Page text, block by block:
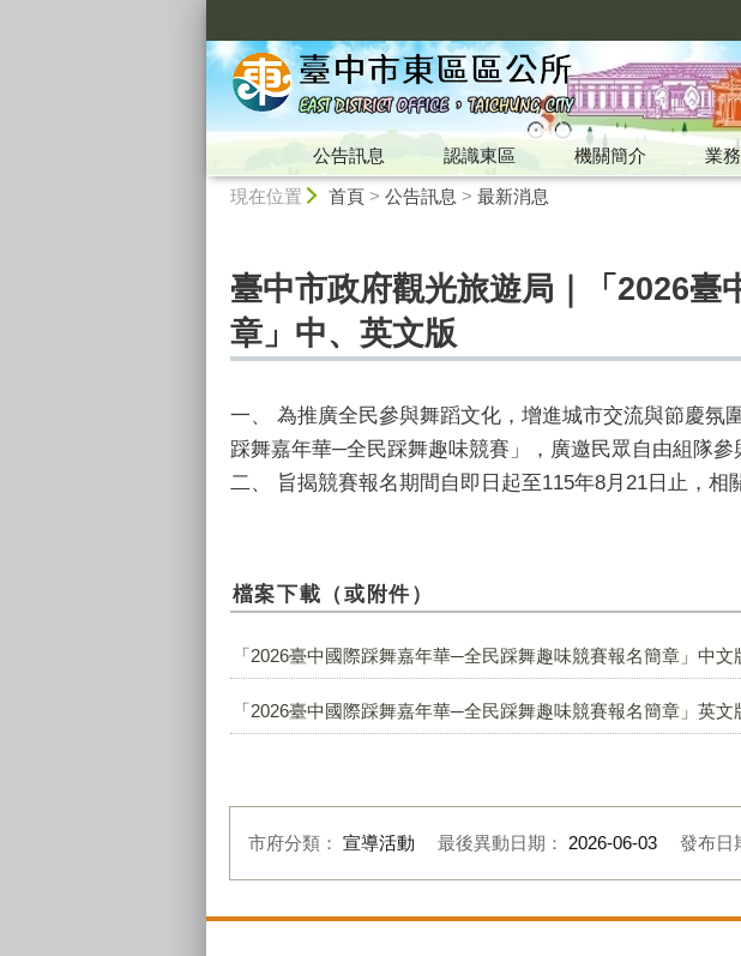
公告訊息 認識東區 機關簡介 業
現在位置 首頁> 公告訊息 > 最新消息
臺中市政府觀光旅遊局｜「2026
章」中、英文版
一、 為推廣全民參與舞蹈文化，增進城市交流與節慶氛
踩舞嘉年華─全民踩舞趣味競賽」，廣邀民眾自由組隊參
二、 旨揭競賽報名期間自即日起至115年8月21日止，
檔案下載（或附件）
「2026臺中國際踩舞嘉年華─全民踩舞趣味競賽報名簡章」中文
「2026臺中國際踩舞嘉年華─全民踩舞趣味競賽報名簡章」英文
市府分類： 宣導活動 最後異動日期： 2026-06-03 發布日